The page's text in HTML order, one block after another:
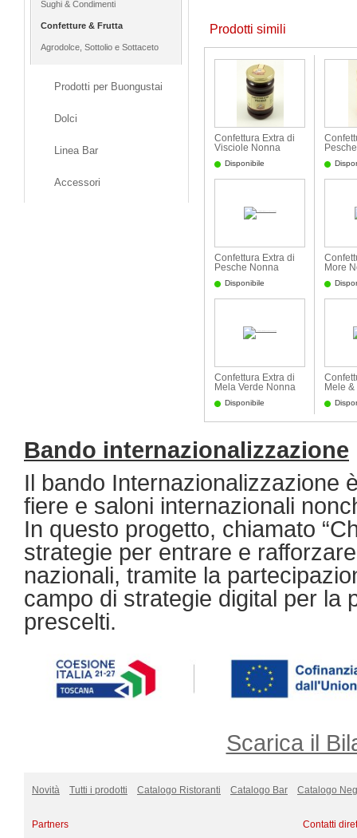
Sughi & Condimenti
Confetture & Frutta
Agrodolce, Sottolio e Sottaceto
Prodotti per Buongustai
Dolci
Linea Bar
Accessori
Prodotti simili
Confettura Extra di
Visciole Nonna
Disponibile
Confettura Extra di
Pesche Nonna
Disponibile
More
Confettura Extra di
Mela Verde Nonna
Disponibile
Mele
Bando internazionalizzazione
Il bando Internazionalizzazione
fiere e saloni internazionali
In questo progetto, chiamato
strategie per entrare e
nazionali, tramite la
campo di strategie digital per la
prescelti.
Scarica il
Novità Tutti i prodotti Catalogo Ristoranti Catalogo Bar Catalogo
Partners Contatti